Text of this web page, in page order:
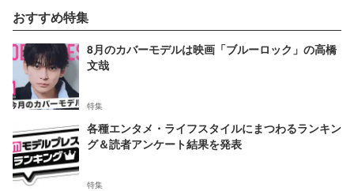
おすすめ特集
8月のカバーモデルは映画「ブルーロック」の高橋
文哉
特集
各種エンタメ・ライフスタイルにまつわるランキン
グ＆読者アンケート結果を発表
特集